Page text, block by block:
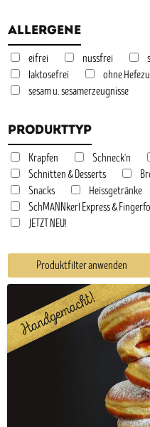
Allergene
eifrei nussfrei
laktosefrei
ohne
sesam u. sesamerzeugnisse
Produkttyp
Krapfen Schneck'n
Schnitten & Desserts
Snacks
Heissgetränke
SchMANNkerl Express &
JETZT NEU!
Produktfilter anwenden